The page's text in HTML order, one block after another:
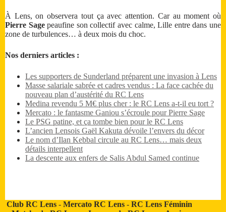
À Lens, on observera tout ça avec attention. Car au moment où
Pierre Sagepeaufine son collectif avec calme, Lille entre dans une
zone de turbulences… à deux mois du choc.
Nos derniers articles :
Les supporters de Sunderland préparent une invasion à Lens
Masse salariale sabrée et cadres vendus : La face cachée du
nouveau plan d’austérité du RC Lens
Medina revendu 5 M€ plus cher : le RC Lens a-t-il eu tort ?
Mercato : le fantasme Ganiou s’écroule pour Pierre Sage
Le PSG patine, et ça tombe bien pour le RC Lens
L’ancien Lensois Gaël Kakuta dévoile l’envers du décor
Le nom d’Ilan Kebbal circule au RC Lens… mais deux
détails interpellent
La descente aux enfers de Salis Abdul Samed continue
Club RC Lens -Mercato RC Lens -RC Lens Féminin